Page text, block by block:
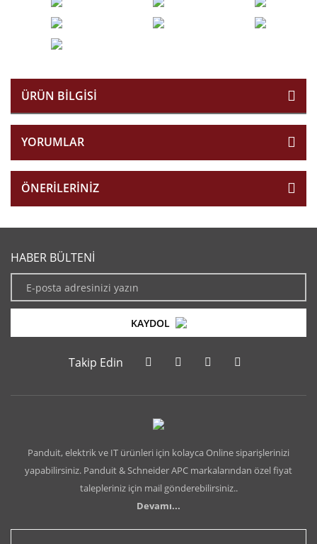
ÜRÜN BILGISI
YORUMLAR
ÖNERILERINIZ
HABER BÜLTENİ
KAYDOL
Takip Edin
Panduit, elektrik ve IT ürünleri için kolayca Online siparişlerinizi
yapabilirsiniz. Panduit & Schneider APC markalarından özel fiyat
talepleriniz için mail gönderebilirsiniz..
Devamı...